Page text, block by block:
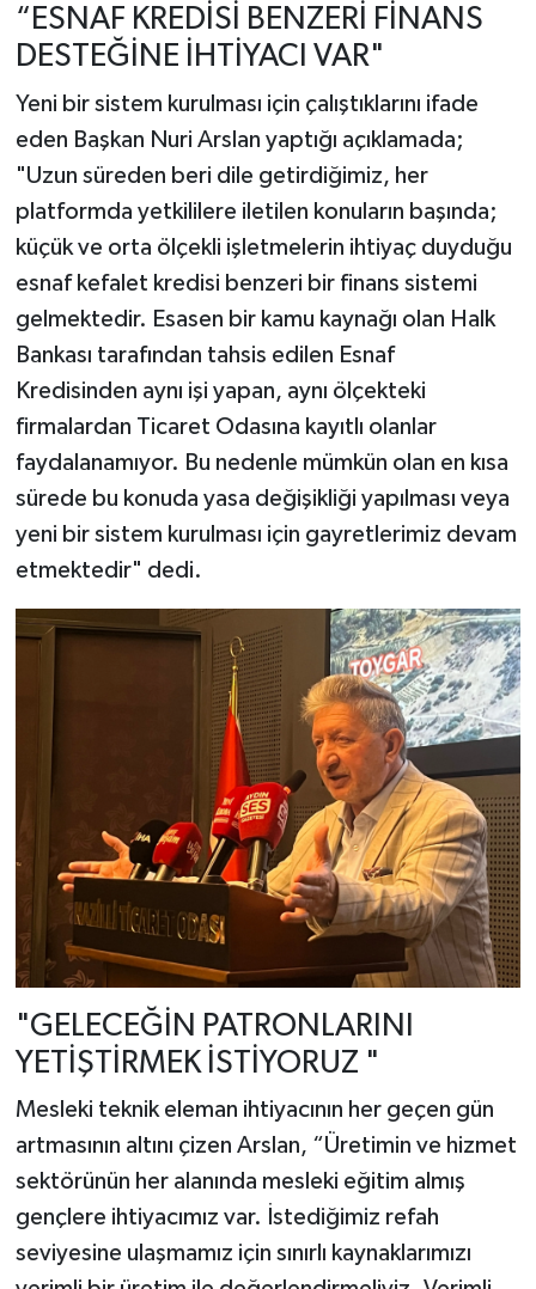
“ESNAF KREDİSİ BENZERİ FİNANS
DESTEĞİNE İHTİYACI VAR"
Yeni bir sistem kurulması için çalıştıklarını ifade
eden Başkan Nuri Arslan yaptığı açıklamada;
"Uzun süreden beri dile getirdiğimiz, her
platformda yetkililere iletilen konuların başında;
küçük ve orta ölçekli işletmelerin ihtiyaç duyduğu
esnaf kefalet kredisi benzeri bir finans sistemi
gelmektedir. Esasen bir kamu kaynağı olan Halk
Bankası tarafından tahsis edilen Esnaf
Kredisinden aynı işi yapan, aynı ölçekteki
firmalardan Ticaret Odasına kayıtlı olanlar
faydalanamıyor. Bu nedenle mümkün olan en kısa
sürede bu konuda yasa değişikliği yapılması veya
yeni bir sistem kurulması için gayretlerimiz devam
etmektedir" dedi.
"GELECEĞİN PATRONLARINI
YETİŞTİRMEK İSTİYORUZ "
Mesleki teknik eleman ihtiyacının her geçen gün
artmasının altını çizen Arslan, “Üretimin ve hizmet
sektörünün her alanında mesleki eğitim almış
gençlere ihtiyacımız var. İstediğimiz refah
seviyesine ulaşmamız için sınırlı kaynaklarımızı